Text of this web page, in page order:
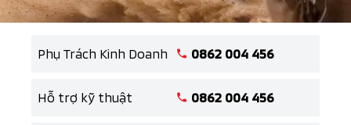
Phụ Trách Kinh Doanh 0862 004 456
Hỗ trợ kỹ thuật 0862 004 456